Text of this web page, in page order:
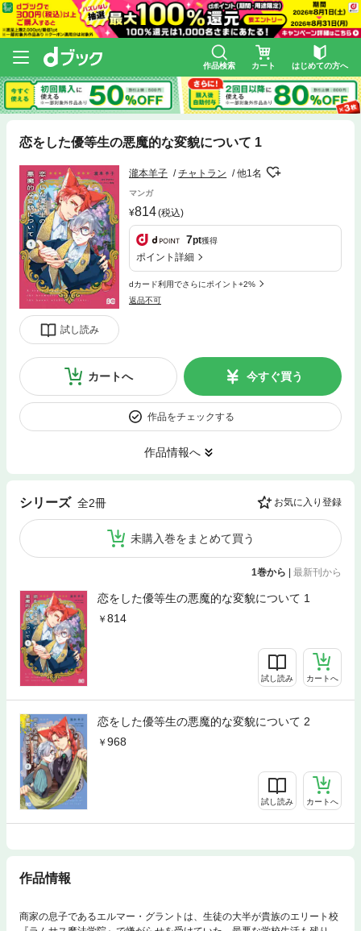
作品検索 カート はじめての方へ
恋をした優等生の悪魔的な変貌について 1
試し読み
瀧本羊子 チャトラン 他1名
マンガ
814(税込)
7pt獲得
ポイント詳細
dカード利用でさらにポイント+2%
返品不可
カートへ 今すぐ買う
作品をチェックする
作品情報へ
シリーズ 全2冊 お気に入り登録
未購入巻をまとめて買う
1巻から | 最新刊から
恋をした優等生の悪魔的な変貌について 1
814
試し読み カートへ
恋をした優等生の悪魔的な変貌について 2
968
試し読み カートへ
作品情報
商家の息子であるエルマー・グラントは、生徒の大半が貴族のエリート校